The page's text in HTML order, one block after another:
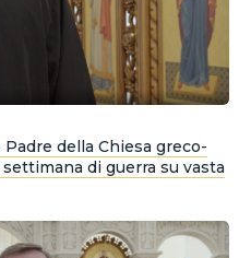
della Chiesa greco-
di guerra su vasta